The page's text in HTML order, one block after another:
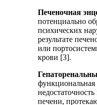
Печеночная
потенциально
психических
результате
или
крови [3].
функциональная
печени,